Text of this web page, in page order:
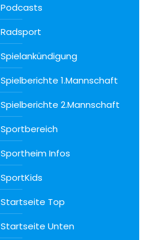
Podcasts
Radsport
Spielankündigung
Spielberichte 1.Mannschaft
Spielberichte 2.Mannschaft
Sportbereich
Sportheim Infos
SportKids
Startseite Top
Startseite Unten